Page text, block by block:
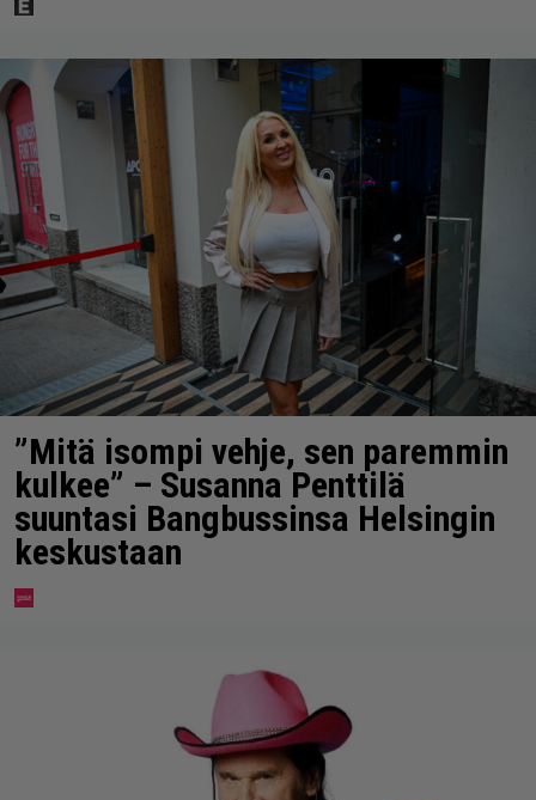
”Mitä isompi vehje, sen paremmin
kulkee” – Susanna Penttilä
suuntasi Bangbussinsa Helsingin
keskustaan